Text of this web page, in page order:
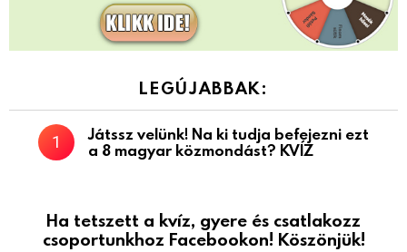
LEGÚJABBAK:
Játssz velünk! Na ki tudja befejezni ezt
a 8 magyar közmondást? KVÍZ
Ha tetszett a kvíz, gyere és csatlakozz
csoportunkhoz Facebookon! Köszönjük!